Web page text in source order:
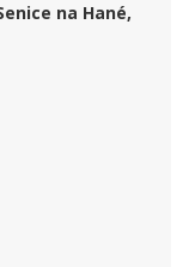
na Hané,